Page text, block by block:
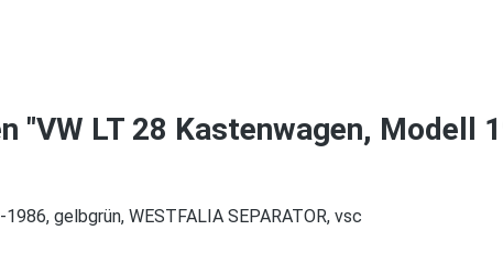
"VW LT 28 Kastenwagen, Modell
gelbgrün, WESTFALIA SEPARATOR, vsc